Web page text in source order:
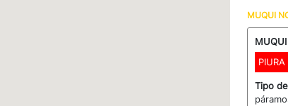
MUQUI
PIURA
Tipo